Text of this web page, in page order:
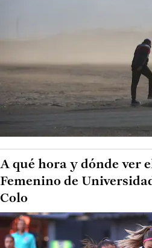
A qué hora y dónde ver
Femenino de
Colo